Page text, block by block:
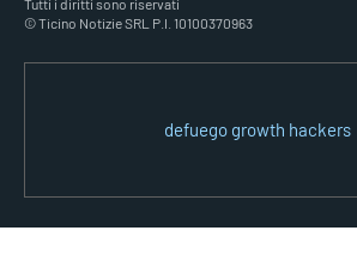
Tutti i diritti sono riservati
© Ticino Notizie SRL P.I. 10100370963
defuego growth hackers